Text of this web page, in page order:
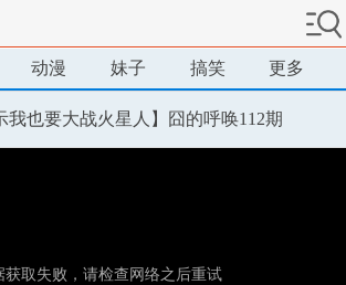
动漫 妹子 搞笑 更多
我也要大战火星人】囧的呼唤112期